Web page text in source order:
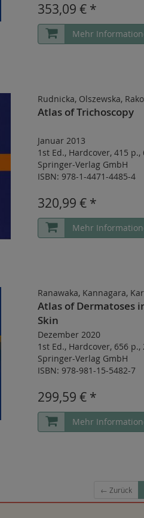
353,09 € *
Mehr
Rudnicka, Olszewska,
Atlas of Trichoscopy
Januar 2013
1st Ed., Hardcover, 415 p.,
Springer-Verlag GmbH
ISBN: 978-1-4471-4485-4
320,99 € *
Mehr
Ranawaka, Kannagara,
Atlas of Dermatoses
Skin
Dezember 2020
1st Ed., Hardcover, 656 p.,
Springer-Verlag GmbH
ISBN: 978-981-15-5482-7
299,59 € *
Mehr
← Zurück